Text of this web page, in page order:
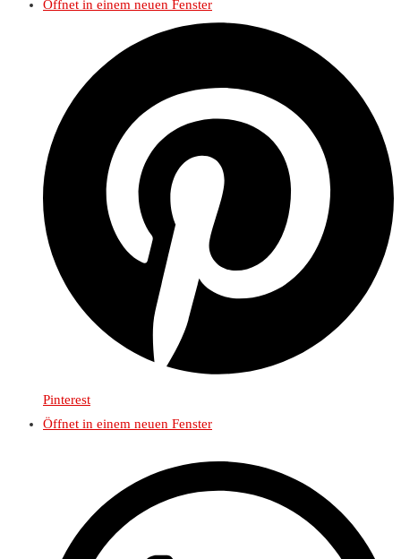
Öffnet in einem neuen Fenster
Pinterest
Öffnet in einem neuen Fenster